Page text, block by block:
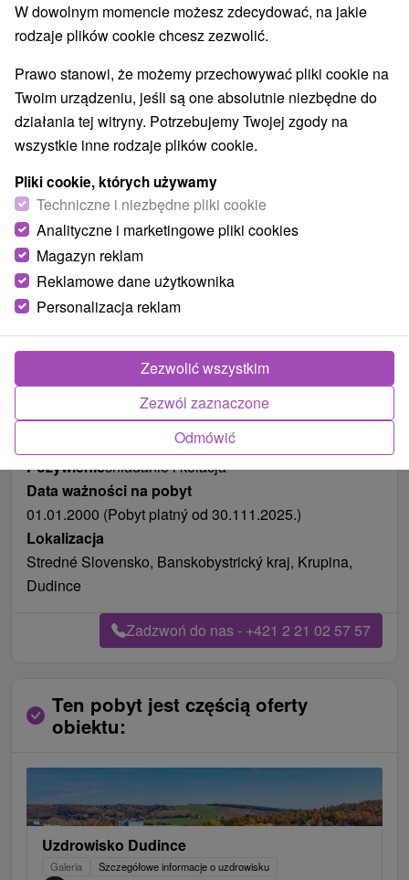
Zdjęcia od klientów+11
Pożywienieśniadanie i kolacja
Data ważności na pobyt
01.01.2000 (Pobyt platný od 30.111.2025.)
Lokalizacja
Stredné Slovensko, Banskobystrický kraj, Krupina,
Dudince
Zadzwoń do nas - +421 2 21 02 57 57
Ten pobyt jest częścią oferty
obiektu:
Uzdrowisko Dudince
Galeria Szczegółowe informacje o uzdrowisku
W dowolnym momencie możesz zdecydować, na jakie
rodzaje plików cookie chcesz zezwolić.
Prawo stanowi, że możemy przechowywać pliki cookie na
Twoim urządzeniu, jeśli są one absolutnie niezbędne do
działania tej witryny. Potrzebujemy Twojej zgody na
wszystkie inne rodzaje plików cookie.
Pliki cookie, których używamy
Techniczne i niezbędne pliki cookie
Analityczne i marketingowe pliki cookies
Magazyn reklam
Reklamowe dane użytkownika
Personalizacja reklam
Odmówić
Zezwól zaznaczone
Zezwolić wszystkim